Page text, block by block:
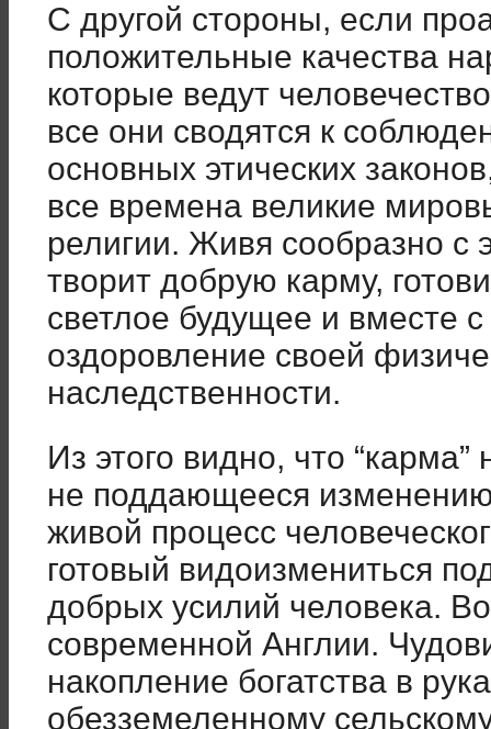
С другой стороны, если
положительные качества
которые ведут
все они сводятся к
основных этических
все времена великие
религии. Живя сообразно с
творит добрую карму,
светлое будущее и вместе
оздоровление своей
наследственности.
Из этого видно, что
не поддающееся
живой процесс
готовый видоизмениться
добрых усилий человека.
современной Англии.
накопление богатства в
обезземеленному